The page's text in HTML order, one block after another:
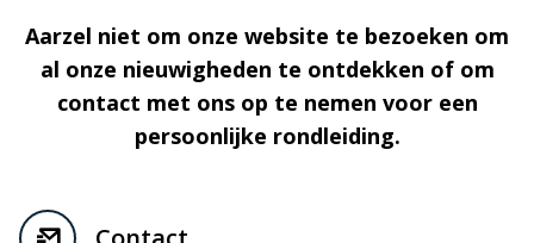
Aarzel niet om onze website te bezoeken om
al onze nieuwigheden te ontdekken of om
contact met ons op te nemen voor een
persoonlijke rondleiding.